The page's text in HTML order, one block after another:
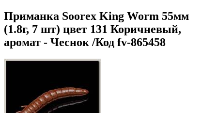
Приманка Soorex King Worm 55мм
(1.8г, 7 шт) цвет 131 Коричневый,
аромат - Чеснок /Код fv-865458